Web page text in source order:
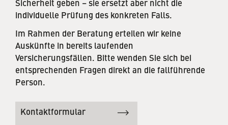
Sicherheit geben – sie ersetzt aber nicht die
individuelle Prüfung des konkreten Falls.
Im Rahmen der Beratung erteilen wir keine
Auskünfte in bereits laufenden
Versicherungsfällen. Bitte wenden Sie sich bei
entsprechenden Fragen direkt an die fallführende
Person.
Kontaktformular